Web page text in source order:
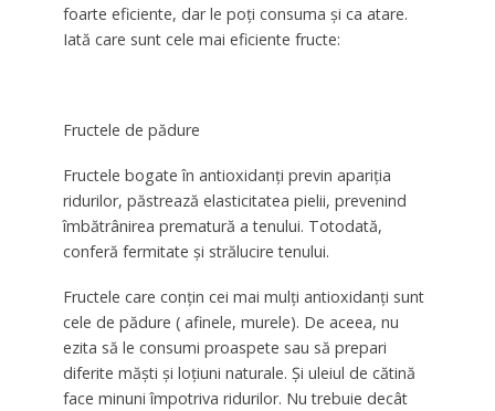
foarte eficiente, dar le poţi consuma şi ca atare.
Iată care sunt cele mai eficiente fructe:
Fructele de pădure
Fructele bogate în antioxidanţi previn apariţia
ridurilor, păstrează elasticitatea pielii, prevenind
îmbătrânirea prematură a tenului. Totodată,
conferă fermitate şi strălucire tenului.
Fructele care conţin cei mai mulţi antioxidanţi sunt
cele de pădure ( afinele, murele). De aceea, nu
ezita să le consumi proaspete sau să prepari
diferite măşti şi loţiuni naturale. Şi uleiul de cătină
face minuni împotriva ridurilor. Nu trebuie decât